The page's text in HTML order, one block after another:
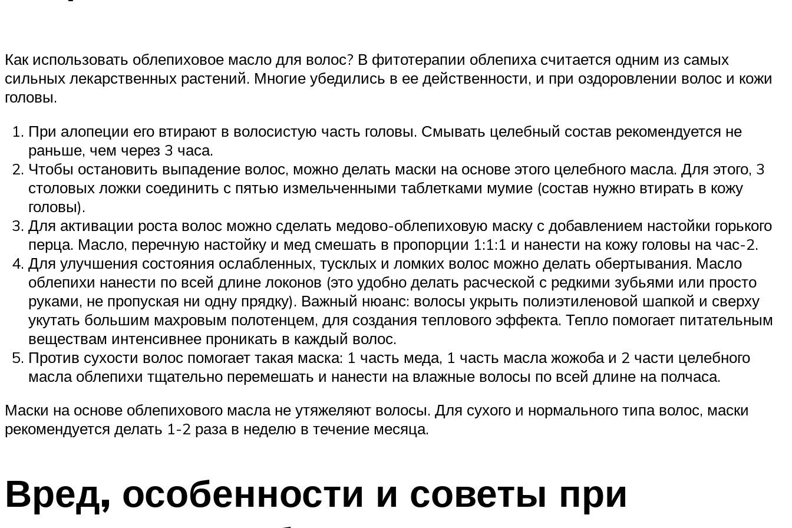
Как использовать облепиховое масло для волос? В фитотерапии облепиха считается одним из самых
сильных лекарственных растений. Многие убедились в ее действенности, и при оздоровлении волос и кожи
головы.
При алопеции его втирают в волосистую часть головы. Смывать целебный состав рекомендуется не
раньше, чем через 3 часа.
Чтобы остановить выпадение волос, можно делать маски на основе этого целебного масла. Для этого, 3
столовых ложки соединить с пятью измельченными таблетками мумие (состав нужно втирать в кожу
головы).
Для активации роста волос можно сделать медово-облепиховую маску с добавлением настойки горького
перца. Масло, перечную настойку и мед смешать в пропорции 1:1:1 и нанести на кожу головы на час-2.
Для улучшения состояния ослабленных, тусклых и ломких волос можно делать обертывания. Масло
облепихи нанести по всей длине локонов (это удобно делать расческой с редкими зубьями или просто
руками, не пропуская ни одну прядку). Важный нюанс: волосы укрыть полиэтиленовой шапкой и сверху
укутать большим махровым полотенцем, для создания теплового эффекта. Тепло помогает питательным
веществам интенсивнее проникать в каждый волос.
Против сухости волос помогает такая маска: 1 часть меда, 1 часть масла жожоба и 2 части целебного
масла облепихи тщательно перемешать и нанести на влажные волосы по всей длине на полчаса.
Маски на основе облепихового масла не утяжеляют волосы. Для сухого и нормального типа волос, маски
рекомендуется делать 1-2 раза в неделю в течение месяца.
Вред, особенности и советы при